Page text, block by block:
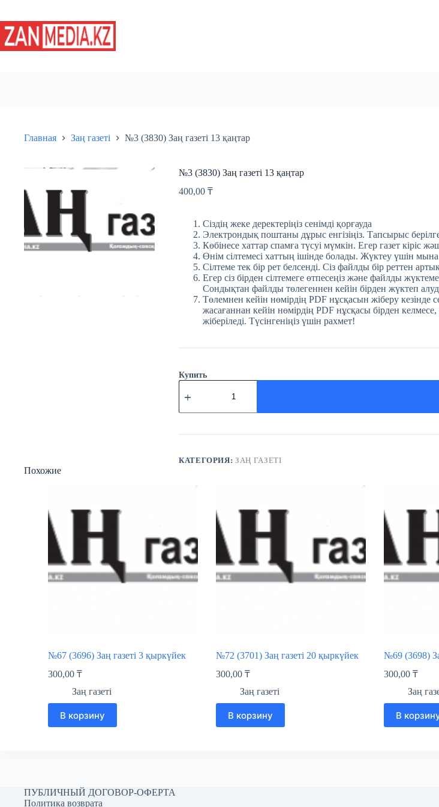
сути
Главная Заң газеті №3 (3830) Заң газеті 13 қаңтар
№3 (3830) Заң газеті 13 қаңтар
400,00 ₸
Сіздің жеке деректеріңіз сенімді қорғауда
Электрондық поштаны дұрыс енгізіңіз. Тапсырыс
Көбінесе хаттар спамға түсуі мүмкін. Егер газет кіріс
Өнім сілтемесі хаттың ішінде болады. Жүктеу үшін мына
Сілтеме тек бір рет белсенді. Сіз файлды бір реттен
Егер сіз бірден сілтемеге өтпесеңіз және файлды
Сондықтан файлды төлегеннен кейін бірден жүктеп
Төлемнен кейін нөмірдің PDF нұсқасын жіберу
жасағаннан кейін нөмірдің PDF нұсқасы бірден
жіберіледі. Түсінгеніңіз үшін рахмет!
Купить
Количество
товара
(3830)
газеті
қаңтар
КАТЕГОРИЯ:ЗАҢ ГАЗЕТІ
Похожие
№67 (3696) Заң газеті 3 қыркүйек
300,00 ₸
Заң газеті
В корзину
№72 (3701) Заң газеті 20 қыркүйек
300,00 ₸
Заң газеті
В корзину
№69 (3698)
300,00 ₸
Заң
В
ПУБЛИЧНЫЙ ДОГОВОР-ОФЕРТА
Политика возврата